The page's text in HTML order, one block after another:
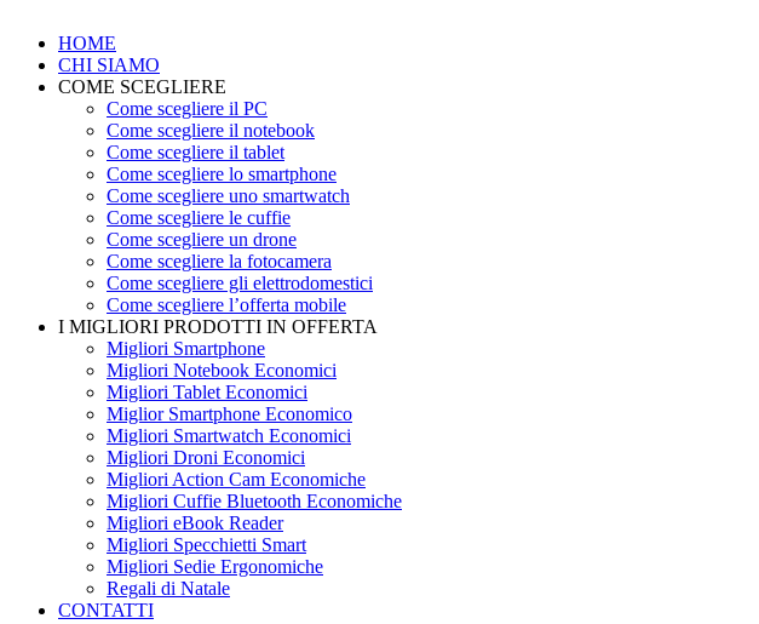
HOME
CHI SIAMO
COME SCEGLIERE
Come scegliere il PC
Come scegliere il notebook
Come scegliere il tablet
Come scegliere lo smartphone
Come scegliere uno smartwatch
Come scegliere le cuffie
Come scegliere un drone
Come scegliere la fotocamera
Come scegliere gli elettrodomestici
Come scegliere l’offerta mobile
I MIGLIORI PRODOTTI IN OFFERTA
Migliori Smartphone
Migliori Notebook Economici
Migliori Tablet Economici
Miglior Smartphone Economico
Migliori Smartwatch Economici
Migliori Droni Economici
Migliori Action Cam Economiche
Migliori Cuffie Bluetooth Economiche
Migliori eBook Reader
Migliori Specchietti Smart
Migliori Sedie Ergonomiche
Regali di Natale
CONTATTI